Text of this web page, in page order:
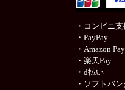
・コンビニ
・PayPay
・Amazon Pay
・楽天Pay
・d払い
・ソフトバ